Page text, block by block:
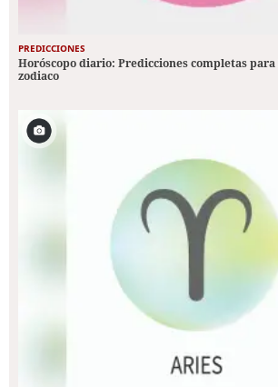
PREDICCIONES
Horóscopo diario: Predicciones completas para
zodiaco